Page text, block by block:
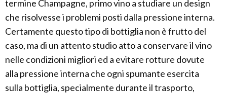
termine Champagne, primo vino a studiare un design
che risolvesse i problemi posti dalla pressione interna.
Certamente questo tipo di bottiglia non è frutto del
caso, ma di un attento studio atto a conservare il vino
nelle condizioni migliori ed a evitare rotture dovute
alla pressione interna che ogni spumante esercita
sulla bottiglia, specialmente durante il trasporto,